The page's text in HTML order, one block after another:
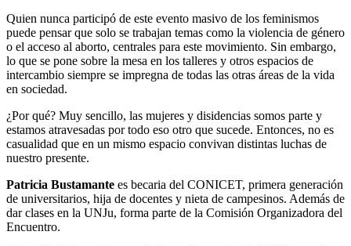
Quien nunca participó de este evento masivo de los feminismos
puede pensar que solo se trabajan temas como la violencia de género
o el acceso al aborto, centrales para este movimiento. Sin embargo,
lo que se pone sobre la mesa en los talleres y otros espacios de
intercambio siempre se impregna de todas las otras áreas de la vida
en sociedad.
¿Por qué? Muy sencillo, las mujeres y disidencias somos parte y
estamos atravesadas por todo eso otro que sucede. Entonces, no es
casualidad que en un mismo espacio convivan distintas luchas de
nuestro presente.
Patricia Bustamante es becaria del CONICET, primera generación
de universitarios, hija de docentes y nieta de campesinos. Además de
dar clases en la UNJu, forma parte de la Comisión Organizadora del
Encuentro.